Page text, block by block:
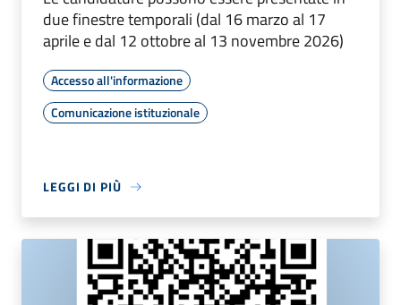
due finestre temporali (dal 16 marzo al 17
aprile e dal 12 ottobre al 13 novembre 2026)
Accesso all'informazione
Comunicazione istituzionale
LEGGI DI PIÙ